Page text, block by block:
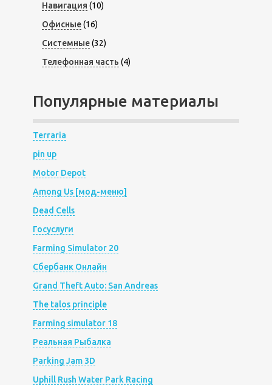
Навигация (10)
Офисные(16)
Системные(32)
Телефонная часть (4)
Популярные материалы
Terraria
pin up
Motor Depot
Among Us [мод-меню]
Dead Cells
Госуслуги
Farming Simulator 20
Сбербанк Онлайн
Grand Theft Auto: San Andreas
The talos principle
Farming simulator 18
Реальная Рыбалка
Parking Jam 3D
Uphill Rush Water Park Racing